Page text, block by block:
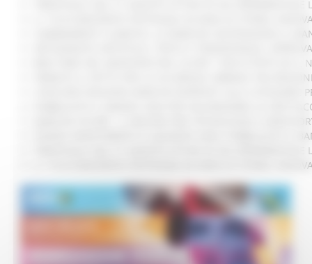
TRENITALIA, DAL 31 AGOSTO ATTIVA IN VIA
IL 118 DI MACERATA FESTEGGIA 30 ANNI DI STORIA,
CAMBIAMENTI CLIMATICI, LE MARCHE SOSTENGONO IL
ARTIGIANATO ARTISTICO, TIPICO E TRADIZIONALE:
BIKE PARK DEL MONTEFELTRO, OLTRE 7 KM DI PISTE ED
FIRMATO IL PATTO PER LA SICUREZZA URBANA TRA
CONCORSI REGIONE MARCHE RISERVATI ALLE
PUBBLICATO IL BANDO 2026 PER VALORIZZARE LO
MARCHE SICURE, 1,2 MILIONI PER TECNOLOGIE E
FONDO INVESTIMENTI E LIQUIDITÀ 2026: PUBBLICATO IL
TRENITALIA, DAL 31 AGOSTO ATTIVA IN VIA
IL 118 DI MACERATA FESTEGGIA 30 ANNI DI STORIA,